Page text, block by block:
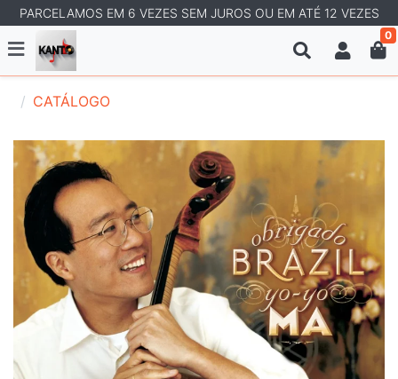
PARCELAMOS EM 6 VEZES SEM JUROS OU EM ATÉ 12 VEZES
0
CATÁLOGO